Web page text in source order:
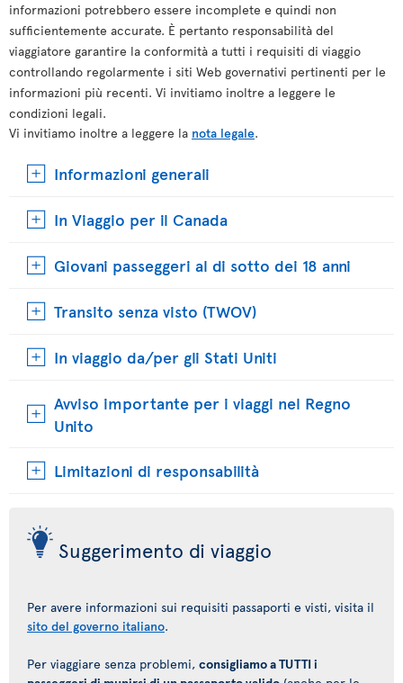
informazioni potrebbero essere incomplete e quindi non
sufficientemente accurate. È pertanto responsabilità del
viaggiatore garantire la conformità a tutti i requisiti di viaggio
controllando regolarmente i siti Web governativi pertinenti per le
informazioni più recenti. Vi invitiamo inoltre a leggere le
condizioni legali.
Vi invitiamo inoltre a leggere la nota legale.
Informazioni generali
In Viaggio per il Canada
Giovani passeggeri al di sotto dei 18 anni
Transito senza visto (TWOV)
In viaggio da/per gli Stati Uniti
Avviso importante per i viaggi nel Regno
Unito
Limitazioni di responsabilità
Suggerimento di viaggio
Per avere informazioni sui requisiti passaporti e visti, visita il
sito del governo italiano.
Per viaggiare senza problemi, consigliamo a TUTTI i